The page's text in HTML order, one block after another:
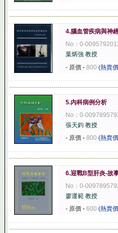
4.腦血管疾病與神
No：0-
葉炳強 教授
- 原價 - 800 (熱賣
5.內科病例分析
No：0-
張天鈞 教授
- 原價 - 800 (熱賣
6.迎戰B型肝炎-故
No：0-
廖運範 教授
- 原價 - 600 (熱賣